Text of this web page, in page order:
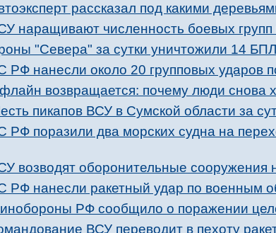
рассказал под какими
наращивают численность боевых групп
"Севера" за сутки уничтожили 14
РФ нанесли около 20 групповых ударов
возвращается: почему люди снова
пикапов ВСУ в Сумской области за
РФ поразили два морских судна на
возводят оборонительные сооружения
РФ нанесли ракетный удар по военным
РФ сообщило о поражении
ВСУ переводит в пехоту